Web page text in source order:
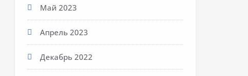
Май 2023
Апрель 2023
Декабрь 2022